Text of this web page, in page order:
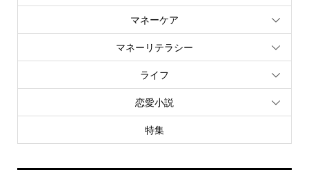
マネーケア
マネーリテラシー
ライフ
恋愛小説
特集